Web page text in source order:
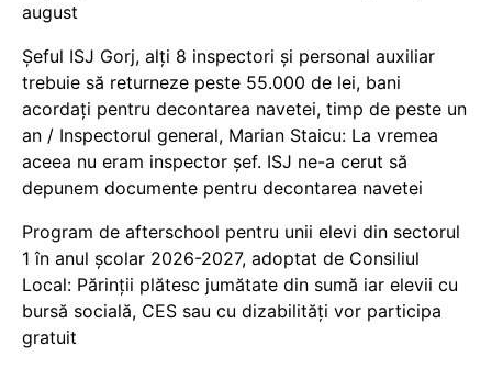
august
Șeful ISJ Gorj, alți 8 inspectori și personal auxiliar
trebuie să returneze peste 55.000 de lei, bani
acordați pentru decontarea navetei, timp de peste un
an / Inspectorul general, Marian Staicu: La vremea
aceea nu eram inspector șef. ISJ ne-a cerut să
depunem documente pentru decontarea navetei
Program de afterschool pentru unii elevi din sectorul
1 în anul școlar 2026-2027, adoptat de Consiliul
Local: Părinții plătesc jumătate din sumă iar elevii cu
bursă socială, CES sau cu dizabilităţi vor participa
gratuit